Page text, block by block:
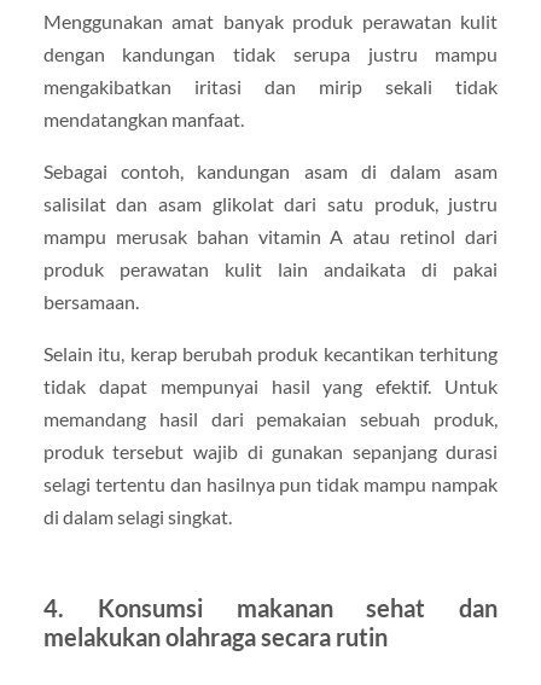
Menggunakan amat banyak produk perawatan kulit
dengan kandungan tidak serupa justru mampu
mengakibatkan iritasi dan mirip sekali tidak
mendatangkan manfaat.
Sebagai contoh, kandungan asam di dalam asam
salisilat dan asam glikolat dari satu produk, justru
mampu merusak bahan vitamin A atau retinol dari
produk perawatan kulit lain andaikata di pakai
bersamaan.
Selain itu, kerap berubah produk kecantikan terhitung
tidak dapat mempunyai hasil yang efektif. Untuk
memandang hasil dari pemakaian sebuah produk,
produk tersebut wajib di gunakan sepanjang durasi
selagi tertentu dan hasilnya pun tidak mampu nampak
di dalam selagi singkat.
4. Konsumsi makanan sehat dan
melakukan olahraga secara rutin